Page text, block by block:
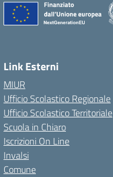
Link Esterni
MIUR
Ufficio Scolastico Regionale
Ufficio Scolastico Territoriale
Scuola in Chiaro
Iscrizioni On Line
Invalsi
Comune